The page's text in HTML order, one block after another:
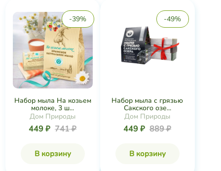
-39%
Набор мыла На козьем
молоке, 3 ш...
Дом Природы
449 ₽ 741 ₽
В корзину
-49%
Набор мыла с грязью
Сакского озе...
Дом Природы
449 ₽ 889 ₽
В корзину